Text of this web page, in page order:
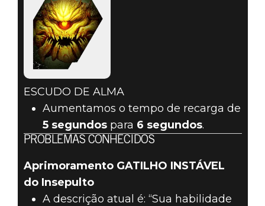
ESCUDO DE ALMA
Aumentamos o tempo de recarga de
5 segundospara 6 segundos.
PROBLEMAS CONHECIDOS
Aprimoramento GATILHO INSTÁVEL
do Insepulto
A descrição atual é: “Sua habilidade